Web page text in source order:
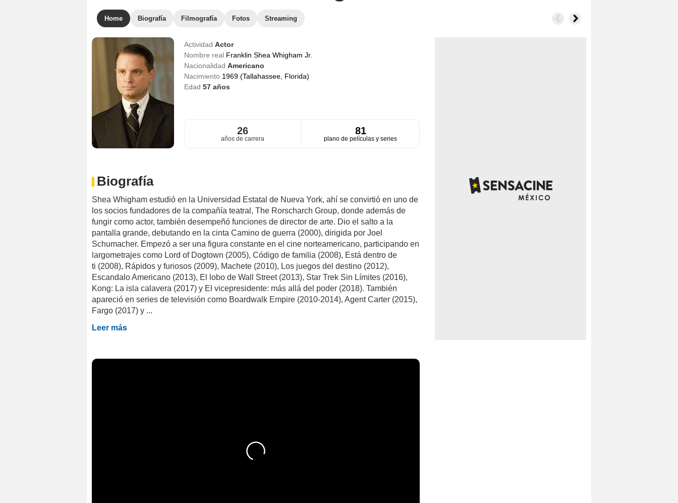
Home Biografía Filmografía Fotos Streaming
Actividad Actor
Nombre real Franklin Shea Whigham Jr.
Nacionalidad Americano
Nacimiento 1969 (Tallahassee, Florida)
Edad 57años
26
años de carrera
81
plano de películas y series
Biografía
Shea Whigham estudió en la Universidad Estatal de Nueva York, ahí se convirtió en uno de
los socios fundadores de la compañía teatral, The Rorscharch Group, donde además de
fungir como actor, también desempeñó funciones de director de arte. Dio el salto a la
pantalla grande, debutando en la cinta Camino de guerra (2000), dirigida por Joel
Schumacher. Empezó a ser una figura constante en el cine norteamericano, participando en
largometrajes como Lord of Dogtown (2005), Código de familia (2008), Está dentro de
ti (2008), Rápidos y furiosos (2009), Machete (2010), Los juegos del destino (2012),
Escandalo Americano (2013), El lobo de Wall Street (2013), Star Trek Sin Límites (2016),
Kong: La isla calavera (2017) y El vicepresidente: más allá del poder (2018). También
apareció en series de televisión como Boardwalk Empire (2010-2014), Agent Carter (2015),
Fargo (2017) y ...
Leer más